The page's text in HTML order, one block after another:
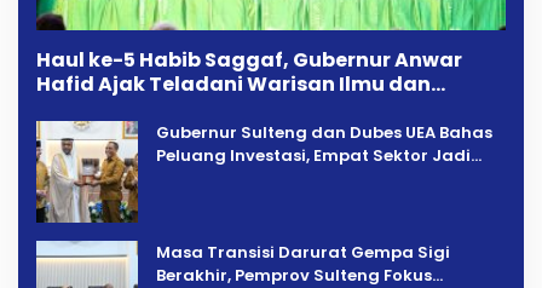
Haul ke-5 Habib Saggaf, Gubernur Anwar
Hafid Ajak Teladani Warisan Ilmu dan
Gubernur Sulteng dan Dubes UEA Bahas
Peluang Investasi, Empat Sektor Jadi
Masa Transisi Darurat Gempa Sigi
Berakhir, Pemprov Sulteng Fokus